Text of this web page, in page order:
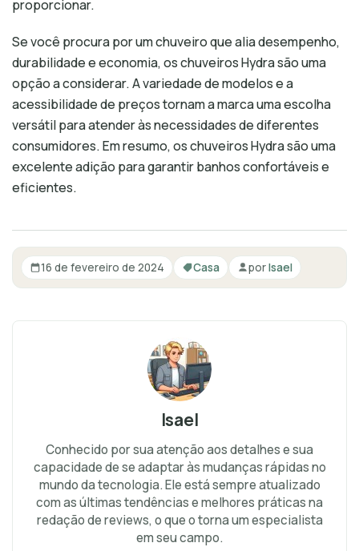
proporcionar.
Se você procura por um chuveiro que alia desempenho,
durabilidade e economia, os chuveiros Hydra são uma
opção a considerar. A variedade de modelos e a
acessibilidade de preços tornam a marca uma escolha
versátil para atender às necessidades de diferentes
consumidores. Em resumo, os chuveiros Hydra são uma
excelente adição para garantir banhos confortáveis e
eficientes.
16 de fevereiro de 2024 Casa porIsael
Isael
Conhecido por sua atenção aos detalhes e sua
capacidade de se adaptar às mudanças rápidas no
mundo da tecnologia. Ele está sempre atualizado
com as últimas tendências e melhores práticas na
redação de reviews, o que o torna um especialista
em seu campo.